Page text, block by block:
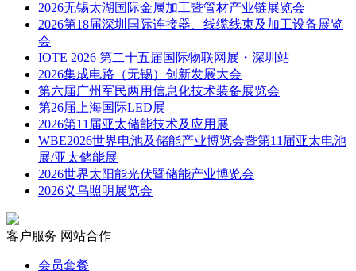
2026无锡太湖国际金属加工暨管材产业链展览会
2026第18届深圳国际连接器、线缆线束及加工设备展览
会
IOTE 2026 第二十五届国际物联网展・深圳站
2026集成电路（无锡）创新发展大会
第六届广州军民两用信息化技术装备展览会
第26届上海国际LED展
2026第11届亚太储能技术及应用展
WBE2026世界电池及储能产业博览会暨第11届亚太电池
展/亚太储能展
2026世界太阳能光伏暨储能产业博览会
2026义乌照明展览会
客户服务 网站合作
会员套餐